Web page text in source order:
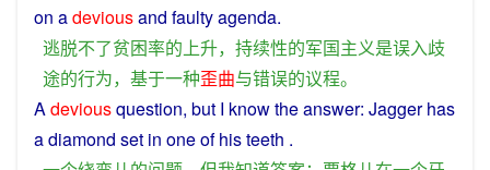
on adeviousand faultyagenda.
逃脱不了贫困率的上升， 持续性的军国主义是误入歧
途的行为， 基于一种歪曲与错误的议程。
Adeviousquestion, but I knowtheanswer: Jagger has
adiamond set in oneofhisteeth .